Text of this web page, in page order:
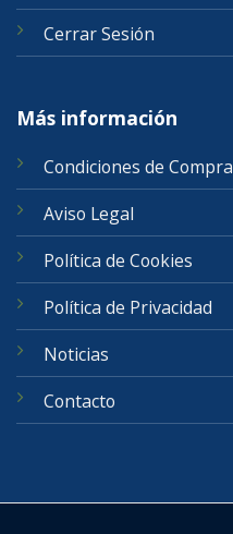
Cerrar Sesión
Más información
Condiciones de Compra
Aviso Legal
Política de Cookies
Política de Privacidad
Noticias
Contacto